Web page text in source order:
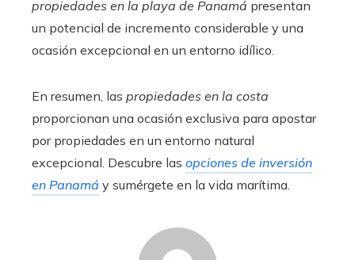
propiedades en la playa de Panamá presentan
un potencial de incremento considerable y una
ocasión excepcional en un entorno idílico.
En resumen, las propiedades en la costa
proporcionan una ocasión exclusiva para apostar
por propiedades en un entorno natural
excepcional. Descubre las opciones de inversión
en Panamá y sumérgete en la vida marítima.